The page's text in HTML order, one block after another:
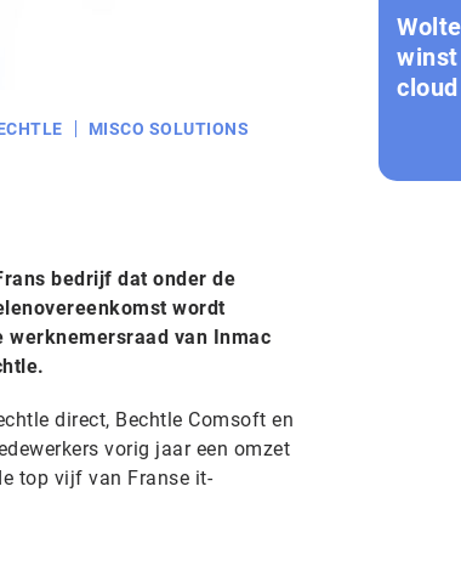
MISCO SOLUTIONS
bedrijf dat onder de
wordt
werknemersraad van Inmac
direct, Bechtle Comsoft en
vorig jaar een omzet
top vijf van Franse it-